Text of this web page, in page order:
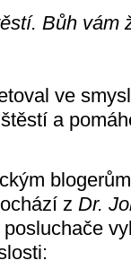
Bůh vám
ve
a
z Dr.